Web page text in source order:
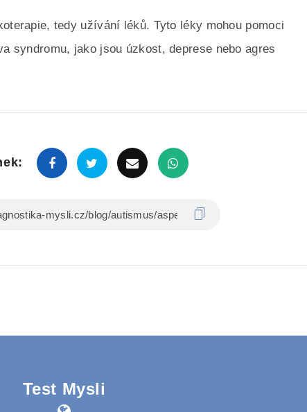
tedy užívání léků. Tyto léky mohou pomoci
syndromu, jako jsou úzkost, deprese nebo agres
Test Mysli